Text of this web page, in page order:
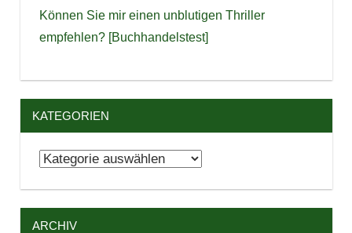
Können Sie mir einen unblutigen Thriller
empfehlen? [Buchhandelstest]
KATEGORIEN
Kategorien
ARCHIV